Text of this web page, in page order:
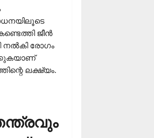
ജീന്‍
നല്‍കി രോഗം
ലക്ഷ്യം.